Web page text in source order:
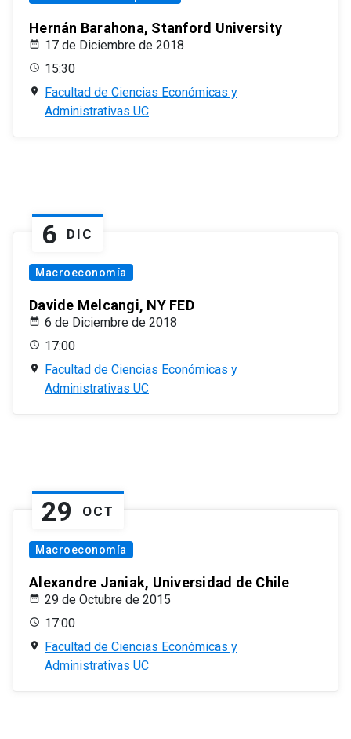
Hernán Barahona, Stanford University
17 de Diciembre de 2018
15:30
Facultad de Ciencias Económicas y
Administrativas UC
6 DIC
Macroeconomía
Davide Melcangi, NY FED
6 de Diciembre de 2018
17:00
Facultad de Ciencias Económicas y
Administrativas UC
29 OCT
Macroeconomía
Alexandre Janiak, Universidad de Chile
29 de Octubre de 2015
17:00
Facultad de Ciencias Económicas y
Administrativas UC